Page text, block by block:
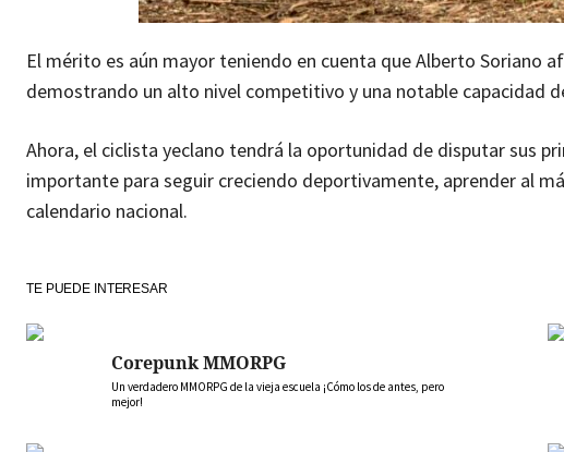
El mérito es aún mayor teniendo en cuenta que Alberto Soriano
demostrando un alto nivel competitivo y una notable capacidad
Ahora, el ciclista yeclano tendrá la oportunidad de disputar sus
importante para seguir creciendo deportivamente, aprender al
calendario nacional.
TE PUEDE INTERESAR
Corepunk MMORPG
Un verdadero MMORPG de la vieja escuela ¡Cómo los de antes, pero
mejor!